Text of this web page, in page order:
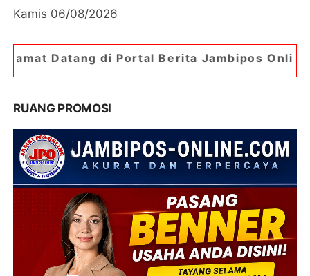
Kamis 06/08/2026
Portal Berita Jambipos Online. Portal Berita
RUANG PROMOSI